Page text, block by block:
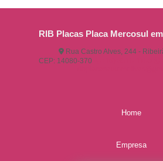
RIB Placas Placa Mercosul
Rua Castro Alves, 244 -
CEP: 14080-370
Home
Empresa